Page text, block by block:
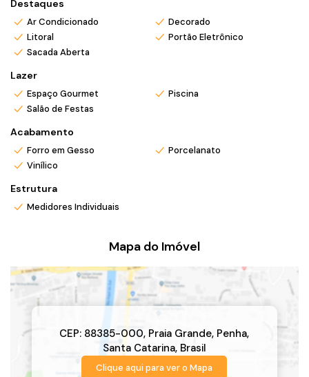
pré agendamento.
*Ligue ou envie WhatsApp (47) 9 9705-6188. Siga nosso
Instagram @mar_negocios.imobiliarios
Destaques
Ar Condicionado
Decorado
Litoral
Portão Eletrônico
Sacada Aberta
Lazer
Espaço Gourmet
Piscina
Salão de Festas
Acabamento
Forro em Gesso
Porcelanato
Vinílico
Estrutura
Medidores Individuais
Mapa do Imóvel
CEP: 88385-000, Praia Grande, Penha,
Santa Catarina, Brasil
Clique aqui para ver o Mapa